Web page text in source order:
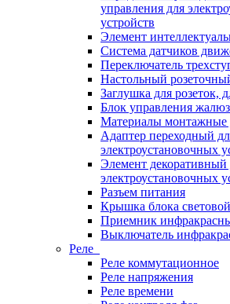
управления для
устройств
Элемент
Система датчиков
Переключатель
Настольный
Заглушка для розеток,
Блок управления
Материалы монтажные
Адаптер переходный
электроустановочных
Элемент декоративный
электроустановочных
Разъем питания
Крышка блока
Приемник
Выключатель
Реле
Реле коммутационное
Реле напряжения
Реле времени